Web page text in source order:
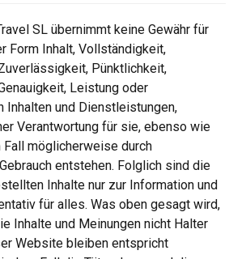
SL übernimmt keine Gewähr für
Form Inhalt, Vollständigkeit,
Pünktlichkeit,
Leistung oder
Inhalten und Dienstleistungen,
Verantwortung für sie, ebenso wie
Fall möglicherweise durch
entstehen. Folglich sind die
Inhalte nur zur Information und
für alles. Was oben gesagt wird,
Inhalte und Meinungen nicht Halter
Website bleiben entspricht